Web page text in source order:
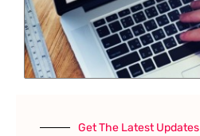
Get The Latest Updates